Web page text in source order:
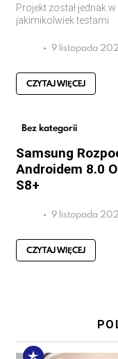
Projekt został jednak
jakimikolwiek testami
9 listopada
CZYTAJ WIĘCEJ
Bez kategorii
Samsung
Androidem 8.0
S8+
9 listopada
CZYTAJ WIĘCEJ